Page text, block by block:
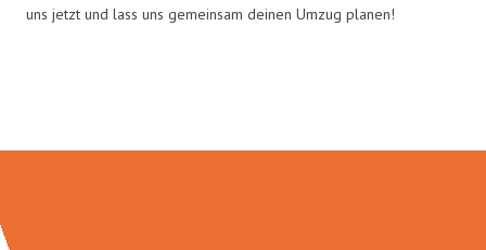
uns jetzt und lass uns gemeinsam deinen Umzug planen!